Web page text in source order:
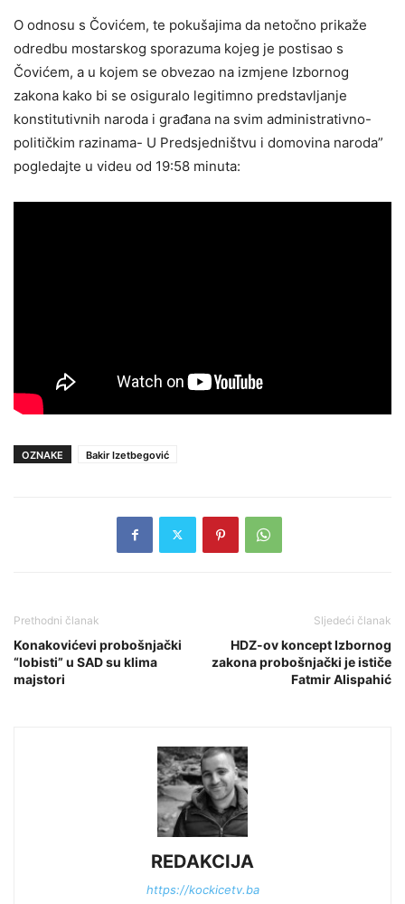
O odnosu s Čovićem, te pokušajima da netočno prikaže
odredbu mostarskog sporazuma kojeg je postisao s
Čovićem, a u kojem se obvezao na izmjene Izbornog
zakona kako bi se osiguralo legitimno predstavljanje
konstitutivnih naroda i građana na svim administrativno-
političkim razinama- U Predsjedništvu i domovina naroda”
pogledajte u videu od 19:58 minuta:
OZNAKE Bakir Izetbegović
Prethodni članak
Konakovićevi probošnjački
“lobisti” u SAD su klima
majstori
Sljedeći članak
HDZ-ov koncept Izbornog
zakona probošnjački je ističe
Fatmir Alispahić
REDAKCIJA
https://kockicetv.ba